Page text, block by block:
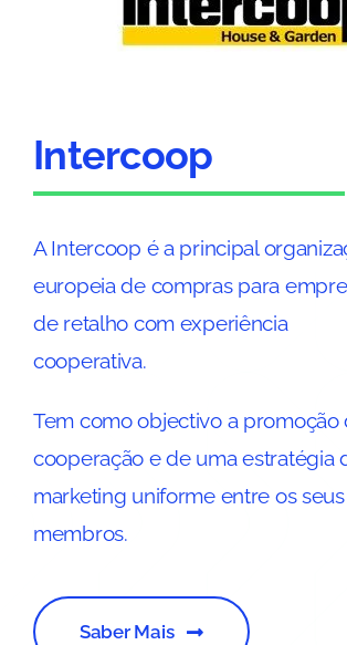
Intercoop
A Intercoop é a principal
europeia de compras para
de retalho com experiência
cooperativa.
Tem como objectivo a promoção
cooperação e de uma estratégia
marketing uniforme entre os seus
membros.
Saber Mais